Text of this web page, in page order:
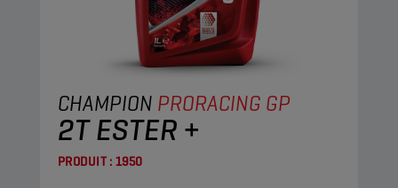
CHAMPION PRORACING GP
2T ESTER +
PRODUIT : 1950